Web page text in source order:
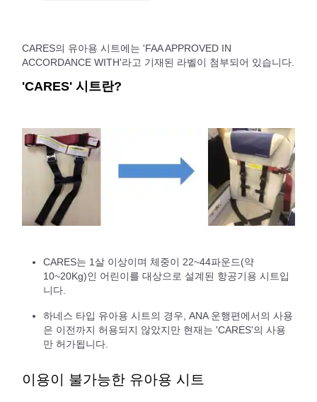
CARES의 유아용 시트에는 'FAA APPROVED IN
ACCORDANCE WITH'라고 기재된 라벨이 첨부되어 있습니다.
'CARES' 시트란?
CARES는 1살 이상이며 체중이 22~44파운드(약
10~20Kg)인 어린이를 대상으로 설계된 항공기용 시트입
니다.
하네스 타입 유아용 시트의 경우, ANA 운행편에서의 사용
은 이전까지 허용되지 않았지만 현재는 'CARES'의 사용
만 허가됩니다.
이용이 불가능한 유아용 시트